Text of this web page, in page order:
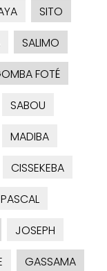
SITO
SALIMO
FOTÉ
SABOU
MADIBA
CISSEKEBA
PASCAL
JOSEPH
GASSAMA